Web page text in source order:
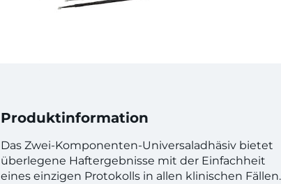
Produktinformation
Das Zwei-Komponenten-Universaladhäsiv bietet
überlegene Haftergebnisse mit der Einfachheit
eines einzigen Protokolls in allen klinischen Fällen.